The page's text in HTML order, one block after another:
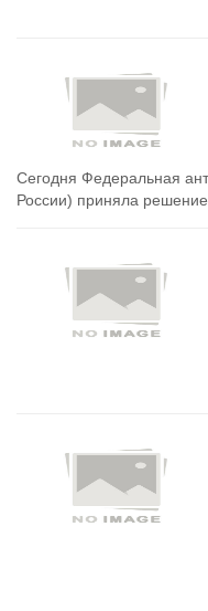
Сегодня Федеральная
России) приняла решение